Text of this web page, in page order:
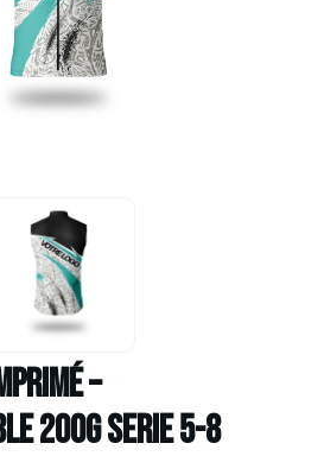
–
200G SERIE 5-8